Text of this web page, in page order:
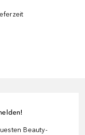
Beauty-